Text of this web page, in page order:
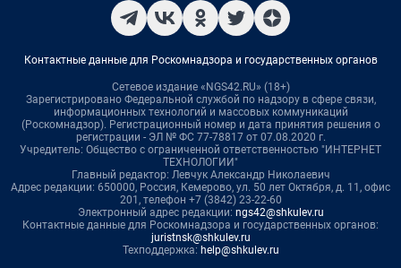
Контактные данные для Роскомнадзора и государственных органов
Сетевое издание «NGS42.RU» (18+)
Зарегистрировано Федеральной службой по надзору в сфере связи,
информационных технологий и массовых коммуникаций
(Роскомнадзор). Регистрационный номер и дата принятия решения о
регистрации - ЭЛ № ФС 77-78817 от 07.08.2020 г.
Учредитель: Общество с ограниченной ответственностью "ИНТЕРНЕТ
ТЕХНОЛОГИИ"
Главный редактор: Левчук Александр Николаевич
Адрес редакции: 650000, Россия, Кемерово, ул. 50 лет Октября, д. 11, офис
201, телефон +7 (3842) 23-22-60
Электронный адрес редакции: ngs42@shkulev.ru
Контактные данные для Роскомнадзора и государственных органов:
juristnsk@shkulev.ru
Техподдержка: help@shkulev.ru